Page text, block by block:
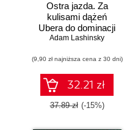
Ostra jazda. Za
kulisami dążeń
Ubera do dominacji
na świecie
Adam Lashinsky
(9,90 zł najniższa cena z 30 dni)
32.21 zł
37.89 zł (-15%)